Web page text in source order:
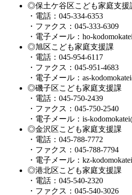
◎保土ケ谷区こども家庭支援
・電話：045-334-6353
・ファクス：045-333-6309
・電子メール：ho-
◎旭区こども家庭支援課
・電話：045-954-6117
・ファクス：045-951-4683
・電子メール：as-
◎磯子区こども家庭支援課
・電話：045-750-2439
・ファクス：045-750-2540
・電子メール：is-
◎金沢区こども家庭支援課
・電話：045-788-7772
・ファクス：045-788-7794
・電子メール：kz-
◎港北区こども家庭支援課
・電話：045-540-2320
・ファクス：045-540-3026